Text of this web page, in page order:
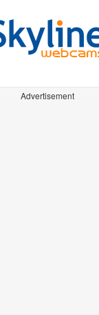
Advertisement